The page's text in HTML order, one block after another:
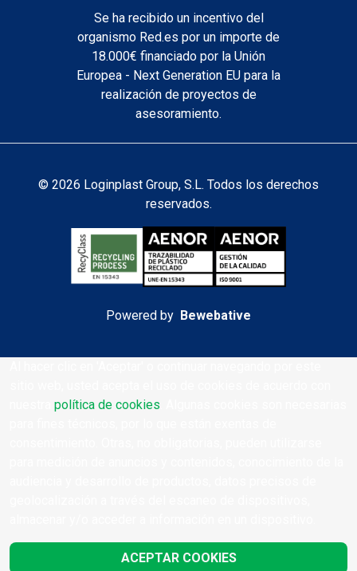
Se ha recibido un incentivo del
organismo Red.es por un importe de
18.000€ financiado por la Unión
Europea - Next Generation EU para la
realización de proyectos de
asesoramiento.
© 2026 Loginplast Group, S.L. Todos los derechos
reservados.
Powered by Bewebative
política de cookies
ACEPTAR COOKIES